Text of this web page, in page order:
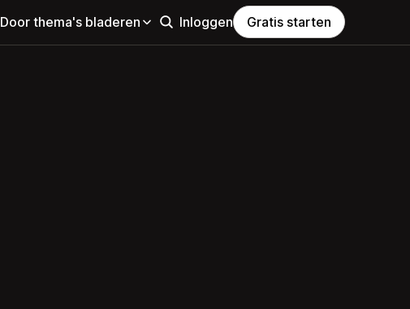
Door thema's bladeren Inloggen Gratis starten